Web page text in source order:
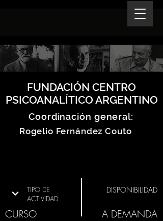
FUNDACIÓN CENTRO
PSICOANALÍTICO ARGENTINO
Coordinación general:
Rogelio Fernández Couto
TIPO DE
ACTIVIDAD
CURSO
DISPONIBILIDAD
A DEMANDA